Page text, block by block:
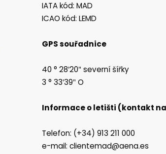
IATA kód: MAD
ICAO kód: LEMD
GPS souřadnice
40 ° 28′20″ severní šířky
3 ° 33′39″ O
Informace o letišti (kontakt
Telefon: (+34) 913 211 000
e-mail: clientemad@aena.es